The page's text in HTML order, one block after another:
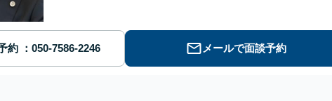
約 メールで面談予約